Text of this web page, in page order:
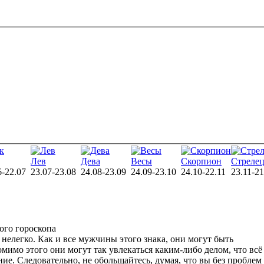
22.07
Лев
23.07-23.08
Дева
24.08-23.09
Весы
24.09-23.10
Скорпион
24.10-22.11
Стрелец
23.11-
гороскопа
Как и все мужчины этого знака, они могут быть
этого они могут так увлекаться каким-либо делом, что всё
Следовательно, не обольщайтесь, думая, что вы без проблем